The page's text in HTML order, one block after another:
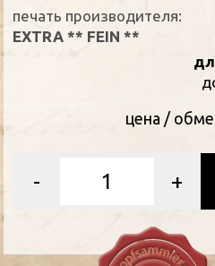
печать производителя:
EXTRA ** FEIN **
цена /
- +